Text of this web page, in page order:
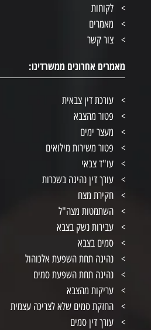
לקוחות
מאמרים
צור קשר
מאמרים אחרונים ממשרדינו:
עורכת דין צבאית
פטור מהצבא
מעצר ימים
פטור משירות מילואים
עו"ד צבאי
עורך דין נהיגה בשכרות
חקירת מצח
השתמטות מצה"ל
עבירות נשק בצבא
סמים בצבא
נהיגה תחת השפעת אלכוהול
נהיגה תחת השפעת סמים
עריקות מהצבא
החזקת סמים שלא לצריכה עצמית
עורך דין סמים